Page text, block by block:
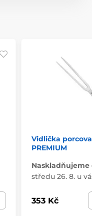
Vidlička
PREMIUM
Naskladňujeme
středu 26. 8. u
353 Kč